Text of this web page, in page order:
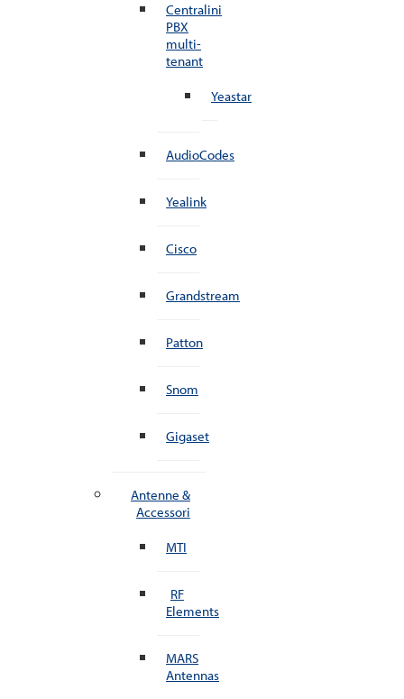
Centralini
PBX
multi-
tenant
Yeastar
AudioCodes
Yealink
Cisco
Grandstream
Patton
Snom
Gigaset
Antenne &
Accessori
MTI
RF
Elements
MARS
Antennas